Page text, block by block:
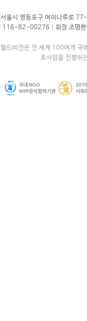
서울시 영등포구 여의나루로
116-82-00276
회장 조명환
월드비전은 전 세계 100여개 국
호사업을 진행하